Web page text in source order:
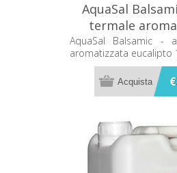
AquaSal
termale
eucalipto 1 lt
AquaSal Balsamic -
aromatizzata eucalipto